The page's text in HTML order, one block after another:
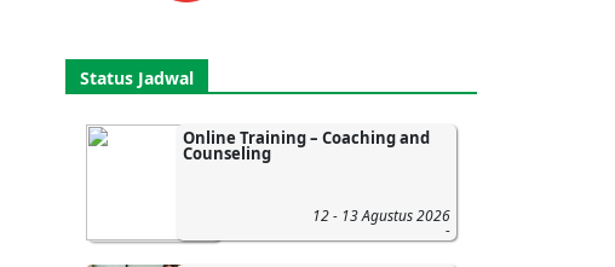
Status Jadwal
Online Training – Coaching and
Counseling
12 - 13 Agustus 2026
-